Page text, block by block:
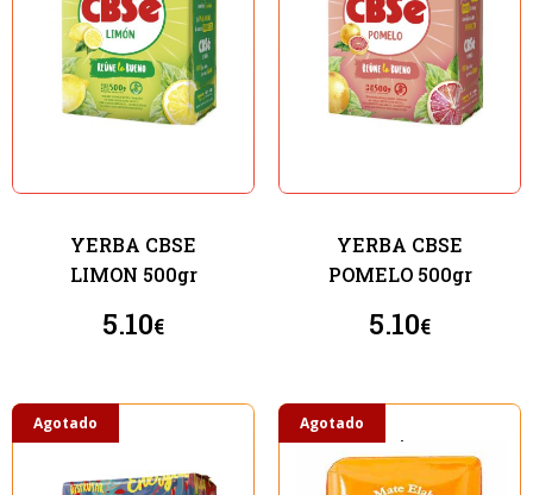
YERBA CBSE
LIMON 500gr
5.10€
YERBA CBSE
POMELO 500gr
5.10€
Agotado Agotado